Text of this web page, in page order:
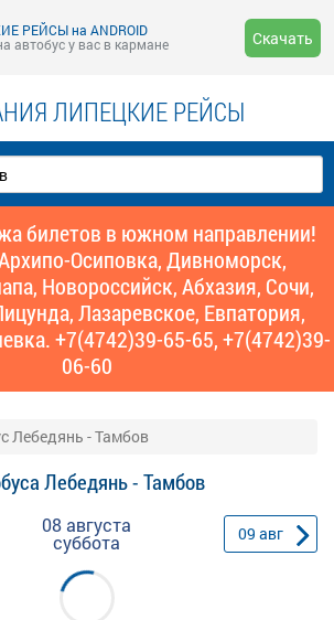
РЕЙСЫ на ANDROID
автобус у вас в кармане
Скачать
ЛИПЕЦКИЕ РЕЙСЫ
билетов в южном направлении!
Осиповка, Дивноморск,
Новороссийск, Абхазия, Сочи,
Лазаревское, Евпатория,
+7(4742)39-65-65, +7(4742)39-
06-60
Лебедянь - Тамбов
Лебедянь - Тамбов
08 августа
суббота 09 авг